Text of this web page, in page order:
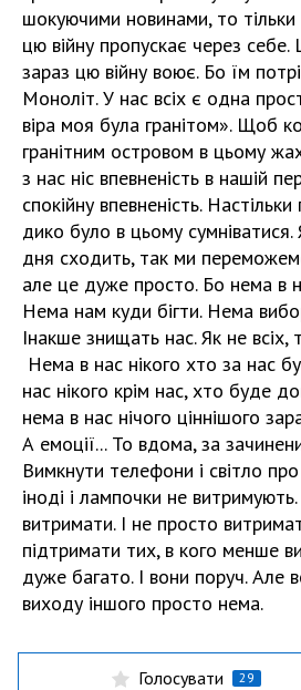
шокуючими новинами, то
цю війну пропускає через
зараз цю війну воює. Бо їм
Моноліт. У нас всіх є одна
віра моя була гранітом». Щоб
гранітним островом в цьому
з нас ніс впевненість в нашій
спокійну впевненість.
дико було в цьому
дня сходить, так ми
але це дуже просто. Бо нема в
Нема нам куди бігти. Нема
Інакше знищать нас. Як не всіх,
Нема в нас нікого хто за нас
нас нікого крім нас, хто буде
нема в нас нічого ціннішого
А емоції... То вдома, за
Вимкнути телефони і світло
іноді і лампочки не
витримати. І не просто
підтримати тих, в кого менше
дуже багато. І вони поруч. Але
виходу іншого просто нема.
Голосувати 29